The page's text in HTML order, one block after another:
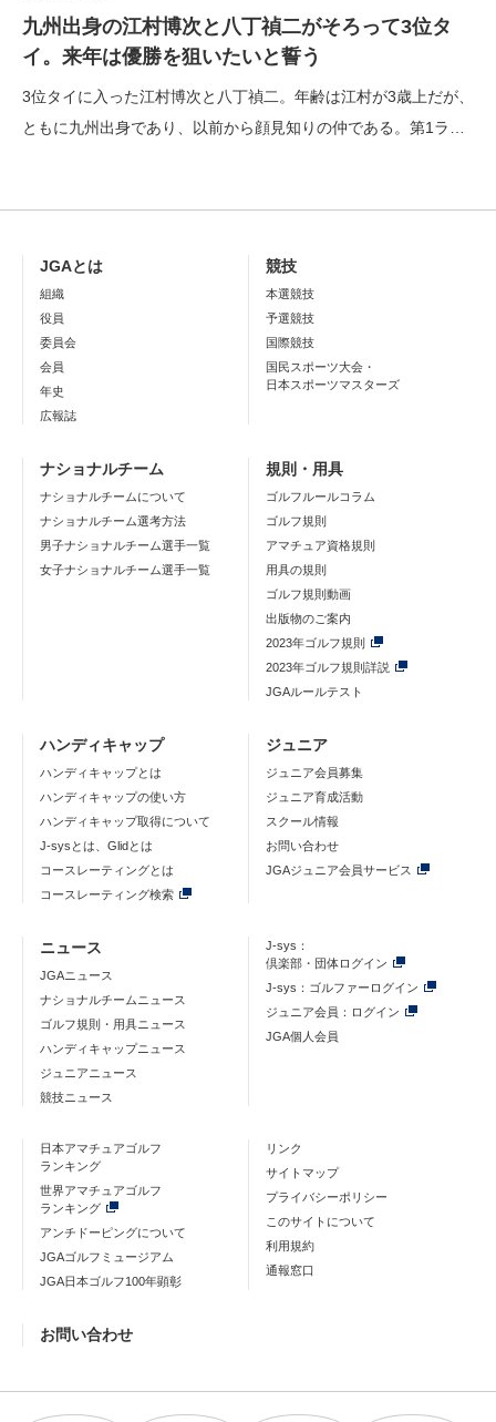
九州出身の江村博次と八丁禎二がそろって3位タ
イ。来年は優勝を狙いたいと誓う
3位タイに入った江村博次と八丁禎二。年齢は江村が3歳上だが、
ともに九州出身であり、以前から顔見知りの仲である。第1ラウ
「今 […]
JGAとは
組織
役員
委員会
会員
年史
広報誌
競技
本選競技
予選競技
国際競技
国民スポーツ大会・
日本スポーツマスターズ
ナショナルチーム
ナショナルチームについて
ナショナルチーム選考方法
男子ナショナルチーム選手一覧
女子ナショナルチーム選手一覧
規則・用具
ゴルフルールコラム
ゴルフ規則
アマチュア資格規則
用具の規則
ゴルフ規則動画
出版物のご案内
2023年ゴルフ規則
2023年ゴルフ規則詳説
JGAルールテスト
ハンディキャップ
ハンディキャップとは
ハンディキャップの使い方
ハンディキャップ取得について
J-sysとは、Glidとは
コースレーティングとは
コースレーティング検索
ジュニア
ジュニア会員募集
ジュニア育成活動
スクール情報
お問い合わせ
JGAジュニア会員サービス
ニュース
JGAニュース
ナショナルチームニュース
ゴルフ規則・用具ニュース
ハンディキャップニュース
ジュニアニュース
競技ニュース
J-sys：
倶楽部・団体ログイン
J-sys：ゴルファーログイン
ジュニア会員：ログイン
JGA個人会員
日本アマチュアゴルフ
ランキング
世界アマチュアゴルフ
ランキング
アンチドーピングについて
JGAゴルフミュージアム
JGA日本ゴルフ100年顕彰
リンク
サイトマップ
プライバシーポリシー
このサイトについて
利用規約
通報窓口
お問い合わせ